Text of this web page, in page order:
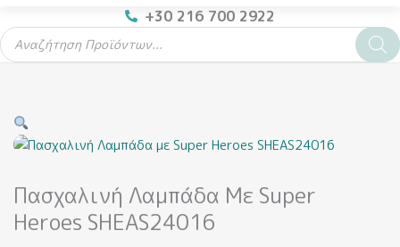
+30 216 700 2922
Products
search
Πασχαλινή Λαμπάδα Με Super
Heroes SHEAS24016